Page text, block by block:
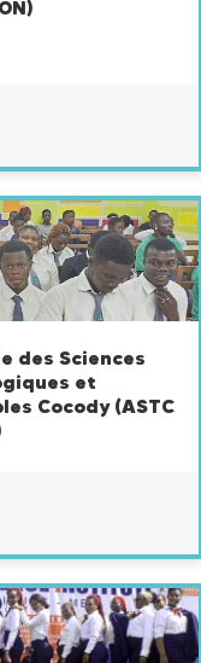
des Sciences
et
Cocody (ASTC